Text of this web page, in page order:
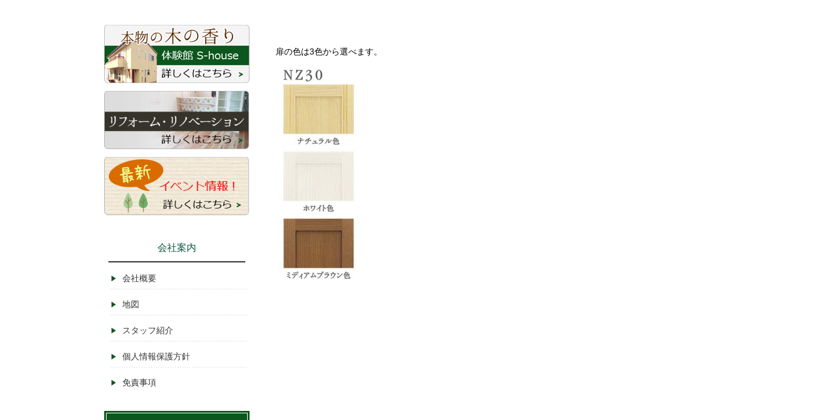
扉の色は3色から選べます。
会社案内
会社概要
地図
スタッフ紹介
個人情報保護方針
免責事項